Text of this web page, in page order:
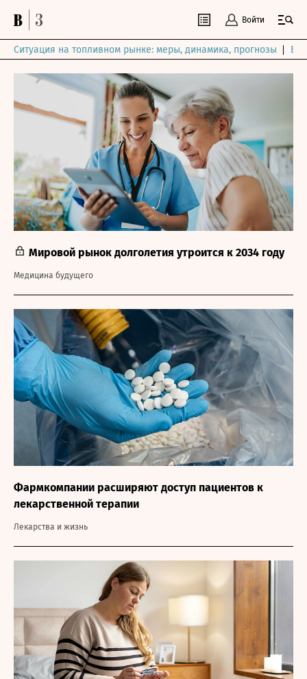
Войти
Ситуация на топливном рынке: меры, динамика, прогнозы
Медицина будущего
Мировой рынок долголетия утроится к 2034 году
Лекарства и жизнь
Фармкомпании расширяют доступ пациентов к
лекарственной терапии